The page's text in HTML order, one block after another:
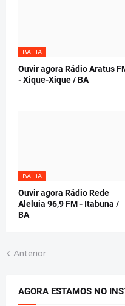
BAHIA
Ouvir agora Rádio Aratus
- Xique-Xique / BA
BAHIA
Ouvir agora Rádio Rede
Aleluia 96,9 FM - Itabuna /
BA
Anterior
AGORA ESTAMOS NO